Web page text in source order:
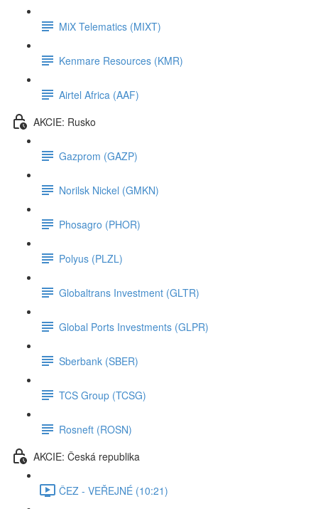
MiX Telematics (MIXT)
Kenmare Resources (KMR)
Airtel Africa (AAF)
AKCIE: Rusko
Gazprom (GAZP)
Norilsk Nickel (GMKN)
Phosagro (PHOR)
Polyus (PLZL)
Globaltrans Investment (GLTR)
Global Ports Investments (GLPR)
Sberbank (SBER)
TCS Group (TCSG)
Rosneft (ROSN)
AKCIE: Česká republika
ČEZ - VEŘEJNÉ (10:21)